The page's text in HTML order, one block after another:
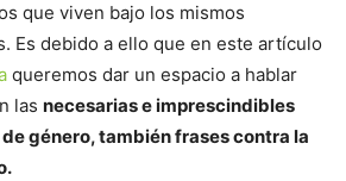
que viven bajo los mismos
Es debido a ello que en este artículo
queremos dar un espacio a hablar
las necesarias e imprescindibles
género, también frases contra la